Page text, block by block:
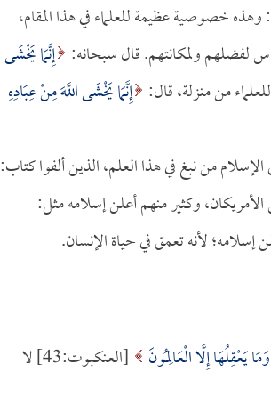
: وهذه خصوصية عظيمة للعلماء في هذا المقام،
لفضلهم ولمكانتهم. قال سبحانه: إِنَّمَا يَخْشَى
إِنَّمَا يَخْشَى اللَّهَ مِنْ عِبَادِهِ
من نبغ في هذا العلم، الذين ألفوا كتاب:
وكثير منهم أعلن إسلامه مثل:
إسلامه؛ لأنه تعمق في حياة الإنسان.
وَمَا يَعْقِلُهَا إِلَّا الْعَالِمُونَ
[العنكبوت:43] لا